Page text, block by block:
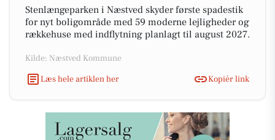
Stenlængeparken i Næstved skyder første spadestik
for nyt boligområde med 59 moderne lejligheder og
rækkehuse med indflytning planlagt til august 2027.
Kilde: Næstved Kommune
Læs hele artiklen her
Kopiér link